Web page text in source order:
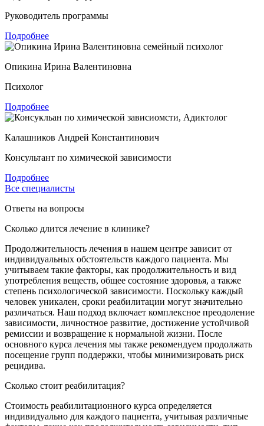
Руководитель программы
Подробнее
Опикина Ирина Валентиновна
Психолог
Подробнее
Калашников Андрей Константинович
Консультант по химической зависимости
Подробнее
Все специалисты
Ответы на вопросы
Сколько длится лечение в клинике?
Продолжительность лечения в нашем центре зависит от
индивидуальных обстоятельств каждого пациента. Мы
учитываем такие факторы, как продолжительность и вид
употребления веществ, общее состояние здоровья, а также
степень психологической зависимости. Поскольку каждый
человек уникален, сроки реабилитации могут значительно
различаться. Наш подход включает комплексное преодоление
зависимости, личностное развитие, достижение устойчивой
ремиссии и возвращение к нормальной жизни. После
основного курса лечения мы также рекомендуем продолжать
посещение групп поддержки, чтобы минимизировать риск
рецидива.
Сколько стоит реабилитация?
Стоимость реабилитационного курса определяется
индивидуально для каждого пациента, учитывая различные